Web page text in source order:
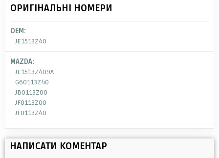
ОРИГІНАЛЬНІ НОМЕРИ
OEM:
JE1513Z40
MAZDA:
JE1513Z409A
G60113Z40
JB0113Z00
JF0113Z00
JF0113Z40
НАПИСАТИ КОМЕНТАР